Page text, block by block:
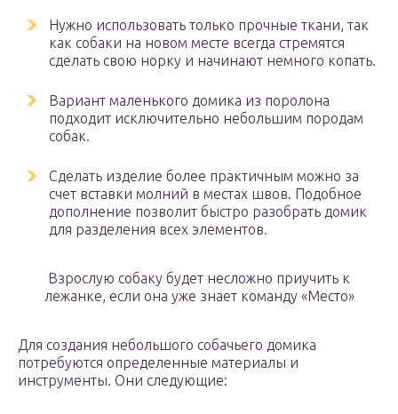
Нужно использовать только прочные ткани, так
как собаки на новом месте всегда стремятся
сделать свою норку и начинают немного копать.
Вариант маленького домика из поролона
подходит исключительно небольшим породам
собак.
Сделать изделие более практичным можно за
счет вставки молний в местах швов. Подобное
дополнение позволит быстро разобрать домик
для разделения всех элементов.
Взрослую собаку будет несложно приучить к
лежанке, если она уже знает команду «Место»
Для создания небольшого собачьего домика
потребуются определенные материалы и
инструменты. Они следующие: